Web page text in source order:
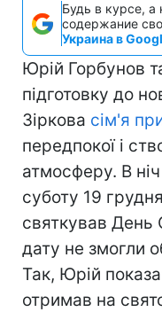
Будь в курсе, а
содержание
Украина в
Юрій Горбунов
підготовку до
Зіркова сім'я
передпокої і
атмосферу. В
суботу 19
святкував День
дату не змогли
Так, Юрій
отримав на